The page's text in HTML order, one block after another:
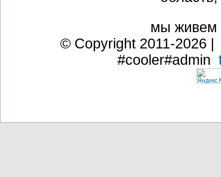
мы
© Copyright 2011-2026
#cooler#admin